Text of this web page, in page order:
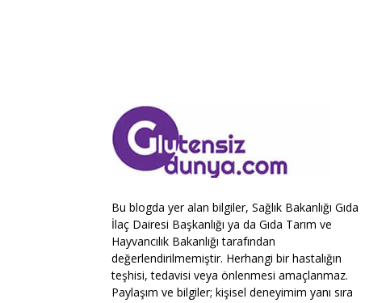
Bu blogda yer alan bilgiler, Sağlık Bakanlığı Gıda
İlaç Dairesi Başkanlığı ya da Gıda Tarım ve
Hayvancılık Bakanlığı tarafından
değerlendirilmemiştir. Herhangi bir hastalığın
teşhisi, tedavisi veya önlenmesi amaçlanmaz.
Paylaşım ve bilgiler; kişisel deneyimim yanı sıra